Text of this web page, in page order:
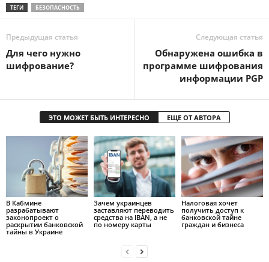
ТЕГИ БЕЗОПАСНОСТЬ
Предыдущая статья
Для чего нужно
шифрование?
Следующая статья
Обнаружена ошибка в
программе шифрования
информации PGP
ЭТО МОЖЕТ БЫТЬ ИНТЕРЕСНО ЕЩЕ ОТ АВТОРА
В Кабмине
разрабатывают
законопроект о
раскрытии банковской
тайны в Украине
Зачем украинцев
заставляют переводить
средства на IBAN, а не
по номеру карты
Налоговая хочет
получить доступ к
банковской тайне
граждан и бизнеса